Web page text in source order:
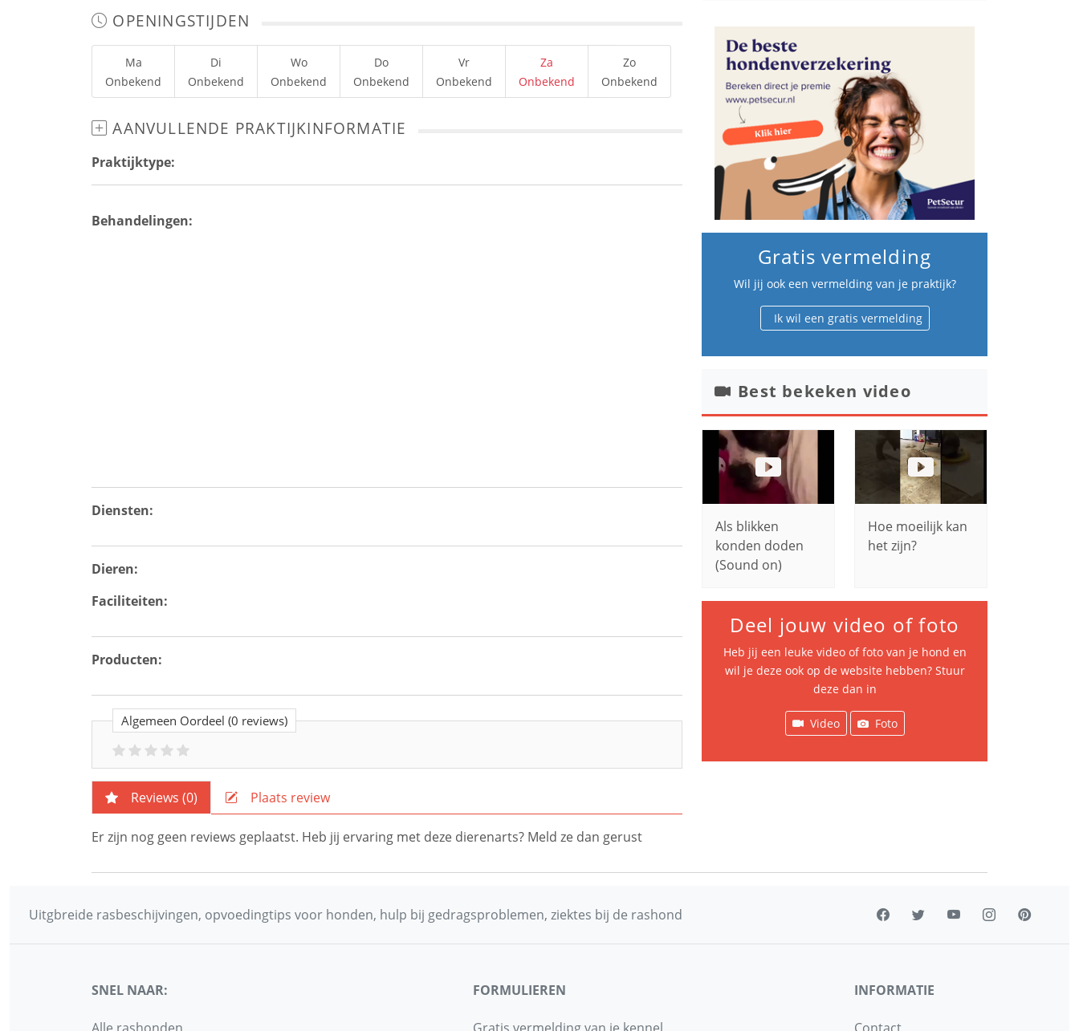
OPENINGSTIJDEN
Ma
Onbekend
Di
Onbekend
Wo
Onbekend
Do
Onbekend
Vr
Onbekend
Za
Onbekend
Zo
Onbekend
AANVULLENDE PRAKTIJKINFORMATIE
Praktijktype:
Behandelingen:
Diensten:
Dieren:
Faciliteiten:
Producten:
Algemeen Oordeel (0 reviews)
Reviews (0) Plaats review
Er zijn nog geen reviews geplaatst. Heb jij ervaring met deze dierenarts? Meld ze dan gerust
Gratis vermelding
Wil jij ook een vermelding van je praktijk?
Ik wil een gratis vermelding
Best bekeken video
Als blikken
konden doden
(Sound on)
Hoe moeilijk kan
het zijn?
Deel jouw video of foto
Heb jij een leuke video of foto van je hond en
wil je deze ook op de website hebben? Stuur
deze dan in
Video Foto
Uitgbreide rasbeschijvingen, opvoedingtips voor honden, hulp bij gedragsproblemen, ziektes bij de rashond
SNEL NAAR: FORMULIEREN INFORMATIE